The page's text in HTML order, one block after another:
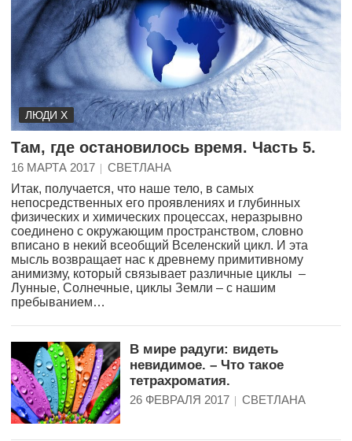
ЛЮДИ Х
Там, где остановилось время. Часть 5.
16 МАРТА 2017
СВЕТЛАНА
Итак, получается, что наше тело, в самых
непосредственных его проявлениях и глубинных
физических и химических процессах, неразрывно
соединено с окружающим пространством, словно
вписано в некий всеобщий Вселенский цикл. И эта
мысль возвращает нас к древнему примитивному
анимизму, который связывает различные циклы –
Лунные, Солнечные, циклы Земли – с нашим
пребыванием…
В мире радуги: видеть
невидимое. – Что такое
тетрахроматия.
26 ФЕВРАЛЯ 2017 СВЕТЛАНА